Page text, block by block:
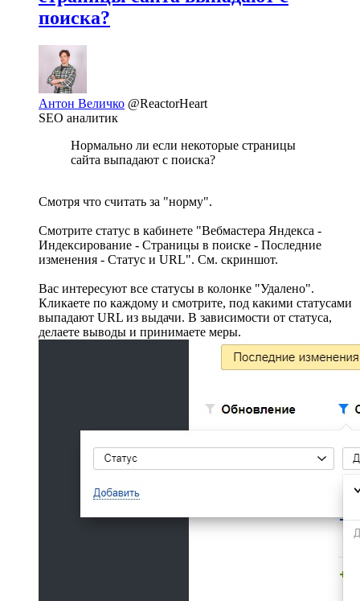
поиска?
Антон Величко @ReactorHeart
SEO аналитик
Нормально ли если некоторые страницы
сайта выпадают с поиска?
Смотря что считать за "норму".
Смотрите статус в кабинете "Вебмастера Яндекса -
Индексирование - Страницы в поиске - Последние
изменения - Статус и URL". См. скриншот.
Вас интересуют все статусы в колонке "Удалено".
Кликаете по каждому и смотрите, под какими статусами
выпадают URL из выдачи. В зависимости от статуса,
делаете выводы и принимаете меры.